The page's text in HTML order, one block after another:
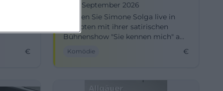
€
19. September 2026
Erleben Sie Simone Solga live in
Kempten mit ihrer satirischen
Bühnenshow "Sie kennen mich" am
Komödie €